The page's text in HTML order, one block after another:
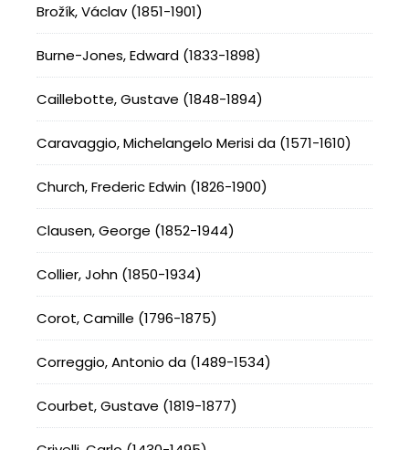
Brožík, Václav (1851-1901)
Burne-Jones, Edward (1833-1898)
Caillebotte, Gustave (1848-1894)
Caravaggio, Michelangelo Merisi da (1571-1610)
Church, Frederic Edwin (1826-1900)
Clausen, George (1852-1944)
Collier, John (1850-1934)
Corot, Camille (1796-1875)
Correggio, Antonio da (1489-1534)
Courbet, Gustave (1819-1877)